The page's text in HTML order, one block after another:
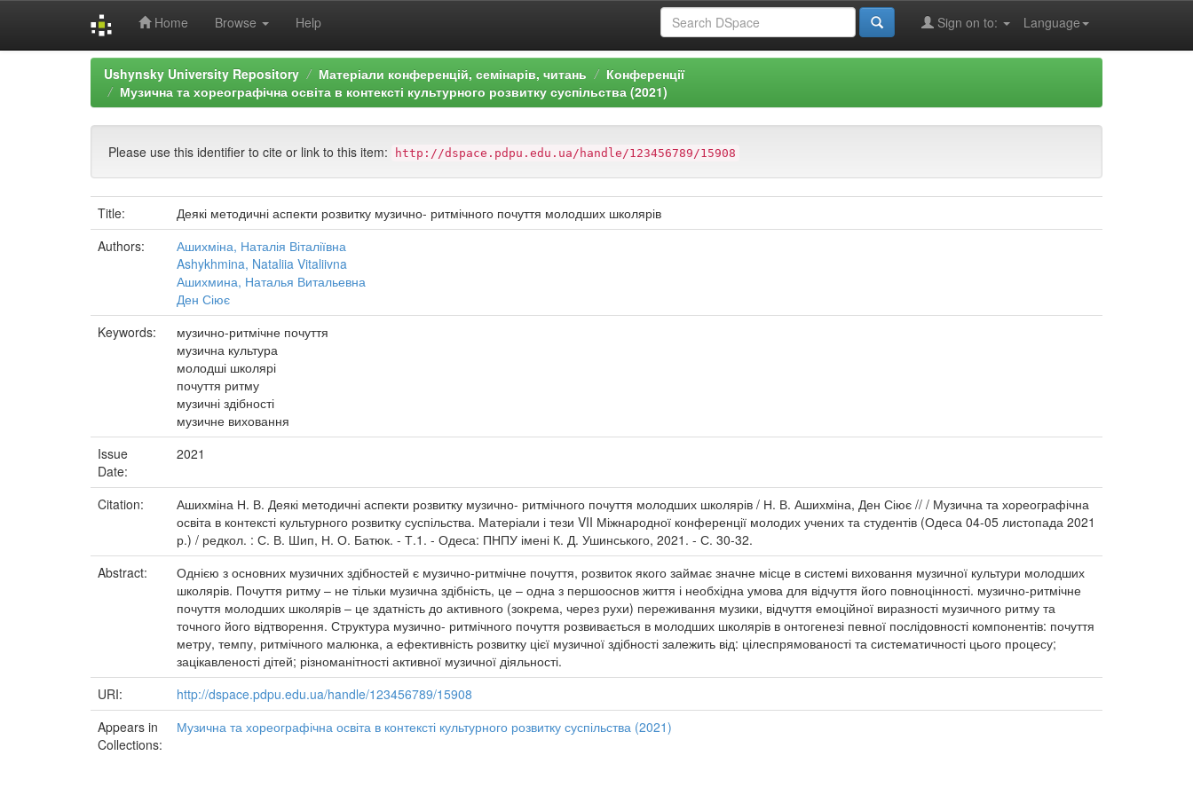
Home Browse Help Language
Sign on to:
Ushynsky University Repository Матеріали конференцій, семінарів, читань
Конференції
Музична та хореографічна освіта в контексті культурного розвитку суспільства (2021)
Please use this identifier to cite or link to this item: http://dspace.pdpu.edu.ua/handle/123456789/15908
Title:
Деякі методичні аспекти розвитку музично- ритмічного почуття молодших школярів
Authors:
Ашихміна, Наталія Віталіївна
Ashykhmina, Nataliia Vitaliivna
Ашихмина, Наталья Витальевна
Ден Сіює
Keywords:
музично-ритмічне почуття
музична культура
молодші школярі
почуття ритму
музичні здібності
музичне виховання
Issue
Date:
2021
Citation:
Ашихміна Н. В. Деякі методичні аспекти розвитку музично- ритмічного почуття молодших школярів / Н. В. Ашихміна, Ден Сіює // / Музична та хореографічна
освіта в контексті культурного розвитку суспільства. Матеріали і тези VII Міжнародної конференції молодих учених та студентів (Одеса 04-05 листопада 2021
р.) / редкол. : С. В. Шип, Н. О. Батюк. - Т.1. - Одеса: ПНПУ імені К. Д. Ушинського, 2021. - С. 30-32.
Abstract:
Однією з основних музичних здібностей є музично-ритмічне почуття, розвиток якого займає значне місце в системі виховання музичної культури молодших
школярів. Почуття ритму – не тільки музична здібність, це – одна з першооснов життя і необхідна умова для відчуття його повноцінності. музично-ритмічне
почуття молодших школярів – це здатність до активного (зокрема, через рухи) переживання музики, відчуття емоційної виразності музичного ритму та
точного його відтворення. Структура музично- ритмічного почуття розвивається в молодших школярів в онтогенезі певної послідовності компонентів: почуття
метру, темпу, ритмічного малюнка, а ефективність розвитку цієї музичної здібності залежить від: цілеспрямованості та систематичності цього процесу;
зацікавленості дітей; різноманітності активної музичної діяльності.
URI:
http://dspace.pdpu.edu.ua/handle/123456789/15908
Appears in
Collections:
Музична та хореографічна освіта в контексті культурного розвитку суспільства (2021)